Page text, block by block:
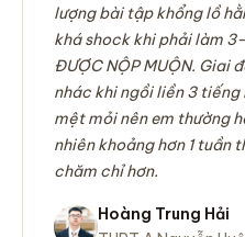
lượng bài tập khổng lồ
khá shock khi phải làm
ĐƯỢC NỘP MUỘN. Giai
nhác khi ngồi liền 3
mệt mỏi nên em thường
nhiên khoảng hơn 1 tuần
chăm chỉ hơn.
Hoàng Trung Hải